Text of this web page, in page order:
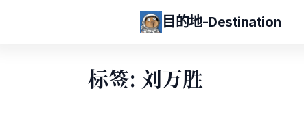
目的地-Destination
标签: 刘万胜